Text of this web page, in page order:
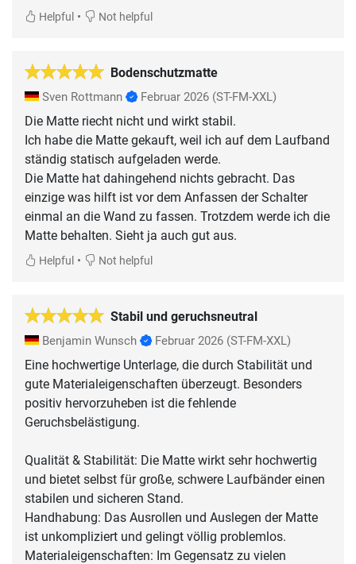
Helpful • Not helpful
Bodenschutzmatte
Sven Rottmann Februar 2026 (ST-FM-XXL)
Die Matte riecht nicht und wirkt stabil.
Ich habe die Matte gekauft, weil ich auf dem Laufband
ständig statisch aufgeladen werde.
Die Matte hat dahingehend nichts gebracht. Das
einzige was hilft ist vor dem Anfassen der Schalter
einmal an die Wand zu fassen. Trotzdem werde ich die
Matte behalten. Sieht ja auch gut aus.
Helpful • Not helpful
Stabil und geruchsneutral
Benjamin Wunsch Februar 2026 (ST-FM-XXL)
Eine hochwertige Unterlage, die durch Stabilität und
gute Materialeigenschaften überzeugt. Besonders
positiv hervorzuheben ist die fehlende
Geruchsbelästigung.
​Qualität & Stabilität: Die Matte wirkt sehr hochwertig
und bietet selbst für große, schwere Laufbänder einen
stabilen und sicheren Stand.
​Handhabung: Das Ausrollen und Auslegen der Matte
ist unkompliziert und gelingt völlig problemlos.
​Materialeigenschaften: Im Gegensatz zu vielen